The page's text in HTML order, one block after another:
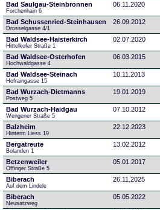
Bad Saulgau-Steinbronnen
Forchenhain 6
06.11.2020
Bad Schussenried-Steinhausen
Drosselgasse 4/1
26.09.2012
Bad Waldsee-Haisterkirch
Hittelkofer Straße 1
02.07.2020
Bad Waldsee-Osterhofen
Hochwaldgasse 4
06.03.2015
Bad Waldsee-Steinach
Hofraingasse 15
10.11.2013
Bad Wurzach-Dietmanns
Postweg 5
19.01.2019
Bad Wurzach-Haidgau
Wengener Straße 5
07.10.2012
Balzheim
Hinterm Liess 19
22.12.2023
Bergatreute
Bolanden 1
13.02.2012
Betzenweiler
Offinger Straße 5
05.01.2017
Biberach
Auf dem Lindele
26.11.2025
Biberach
Neusatzweg
05.05.2022